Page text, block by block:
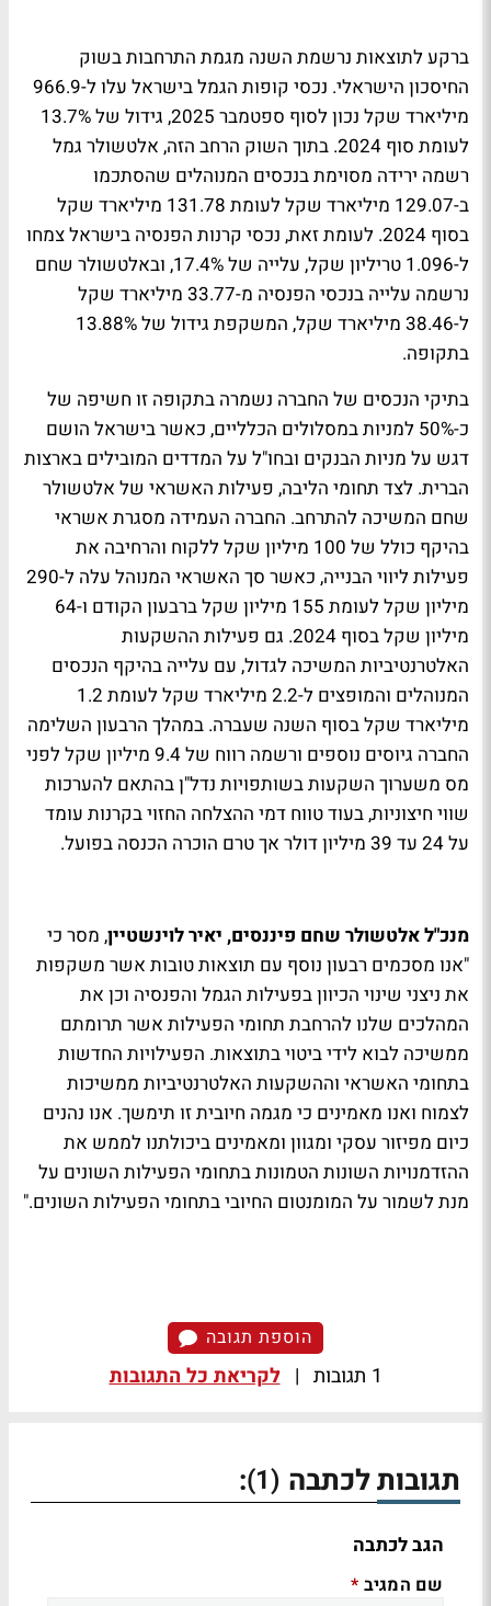
ברקע לתוצאות נרשמת השנה מגמת התרחבות בשוק
החיסכון הישראלי. נכסי קופות הגמל בישראל עלו ל-966.9
מיליארד שקל נכון לסוף ספטמבר 2025, גידול של 13.7%
לעומת סוף 2024. בתוך השוק הרחב הזה, אלטשולר גמל
רשמה ירידה מסוימת בנכסים המנוהלים שהסתכמו
ב-129.07 מיליארד שקל לעומת 131.78 מיליארד שקל
בסוף 2024. לעומת זאת, נכסי קרנות הפנסיה בישראל צמחו
ל-1.096 טריליון שקל, עלייה של 17.4%, ובאלטשולר שחם
נרשמה עלייה בנכסי הפנסיה מ-33.77 מיליארד שקל
ל-38.46 מיליארד שקל, המשקפת גידול של 13.88%
בתקופה.
בתיקי הנכסים של החברה נשמרה בתקופה זו חשיפה של
כ-50% למניות במסלולים הכלליים, כאשר בישראל הושם
דגש על מניות הבנקים ובחו"ל על המדדים המובילים בארצות
הברית. לצד תחומי הליבה, פעילות האשראי של אלטשולר
שחם המשיכה להתרחב. החברה העמידה מסגרת אשראי
בהיקף כולל של 100 מיליון שקל ללקוח והרחיבה את
פעילות ליווי הבנייה, כאשר סך האשראי המנוהל עלה ל-290
מיליון שקל לעומת 155 מיליון שקל ברבעון הקודם ו-64
מיליון שקל בסוף 2024. גם פעילות ההשקעות
האלטרנטיביות המשיכה לגדול, עם עלייה בהיקף הנכסים
המנוהלים והמופצים ל-2.2 מיליארד שקל לעומת 1.2
מיליארד שקל בסוף השנה שעברה. במהלך הרבעון השלימה
החברה גיוסים נוספים ורשמה רווח של 9.4 מיליון שקל לפני
מס משערוך השקעות בשותפויות נדל"ן בהתאם להערכות
שווי חיצוניות, בעוד טווח דמי ההצלחה החזוי בקרנות עומד
על 24 עד 39 מיליון דולר אך טרם הוכרה הכנסה בפועל.
מנכ"ל אלטשולר שחם פיננסים, יאיר לוינשטיין, מסר כי
"אנו מסכמים רבעון נוסף עם תוצאות טובות אשר משקפות
את ניצני שינוי הכיוון בפעילות הגמל והפנסיה וכן את
המהלכים שלנו להרחבת תחומי הפעילות אשר תרומתם
ממשיכה לבוא לידי ביטוי בתוצאות. הפעילויות החדשות
בתחומי האשראי וההשקעות האלטרנטיביות ממשיכות
לצמוח ואנו מאמינים כי מגמה חיובית זו תימשך. אנו נהנים
כיום מפיזור עסקי ומגוון ומאמינים ביכולתנו לממש את
ההזדמנויות השונות הטמונות בתחומי הפעילות השונים על
מנת לשמור על המומנטום החיובי בתחומי הפעילות השונים."
הוספת תגובה
1 תגובות | לקריאת כל התגובות
תגובות לכתבה (1)
:
הגב לכתבה
שם המגיב *